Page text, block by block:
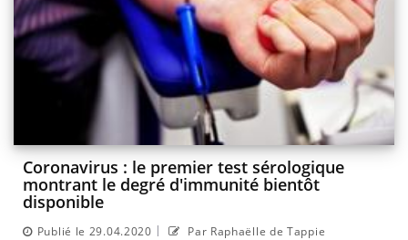
Coronavirus : le premier test sérologique
montrant le degré d'immunité bientôt
disponible
Publié le 29.04.2020 | Par Raphaëlle de Tappie